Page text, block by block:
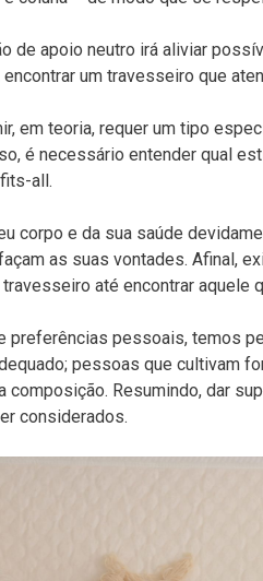
de apoio neutro irá aliviar
um travesseiro que
em teoria, requer um tipo
é necessário entender qual
all.
corpo e da sua saúde
as suas vontades. Afinal,
até encontrar aquele
preferências pessoais, temos
pessoas que cultivam
composição. Resumindo, dar
considerados.